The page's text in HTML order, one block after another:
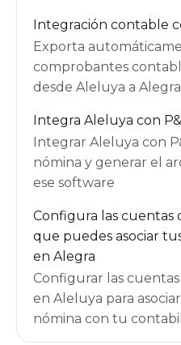
Integración contable
Exporta
comprobantes
desde Aleluya a
Integra Aleluya con
Integrar Aleluya con
nómina y generar el
ese software
Configura las cuentas
que puedes asociar
en Alegra
Configurar las
en Aleluya para
nómina con tu